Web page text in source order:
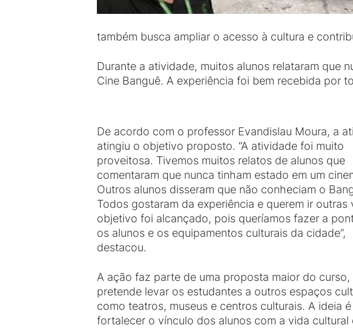
também busca ampliar o acesso à cultura e
Durante a atividade, muitos alunos relataram que
Cine Banguê. A experiência foi bem recebida por
De acordo com o professor Evandislau Moura, a
atingiu o objetivo proposto. “A atividade foi muito
proveitosa. Tivemos muitos relatos de alunos que
comentaram que nunca tinham estado em um
Outros alunos disseram que não conheciam o
Todos gostaram da experiência e querem ir outras
objetivo foi alcançado, pois queríamos fazer a
os alunos e os equipamentos culturais da cidade”,
destacou.
A ação faz parte de uma proposta maior do curso,
pretende levar os estudantes a outros espaços
como teatros, museus e centros culturais. A ideia é
fortalecer o vínculo dos alunos com a vida cultural